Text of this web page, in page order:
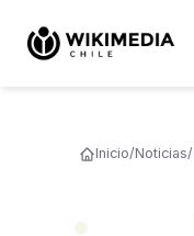
Inicio/Noticias/